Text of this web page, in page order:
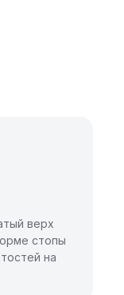
верх
стопы
на